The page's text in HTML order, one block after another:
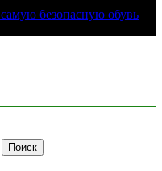
безопасную обувь